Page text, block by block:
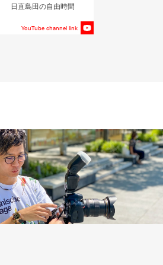
日直島田の自由時間
YouTube channel link